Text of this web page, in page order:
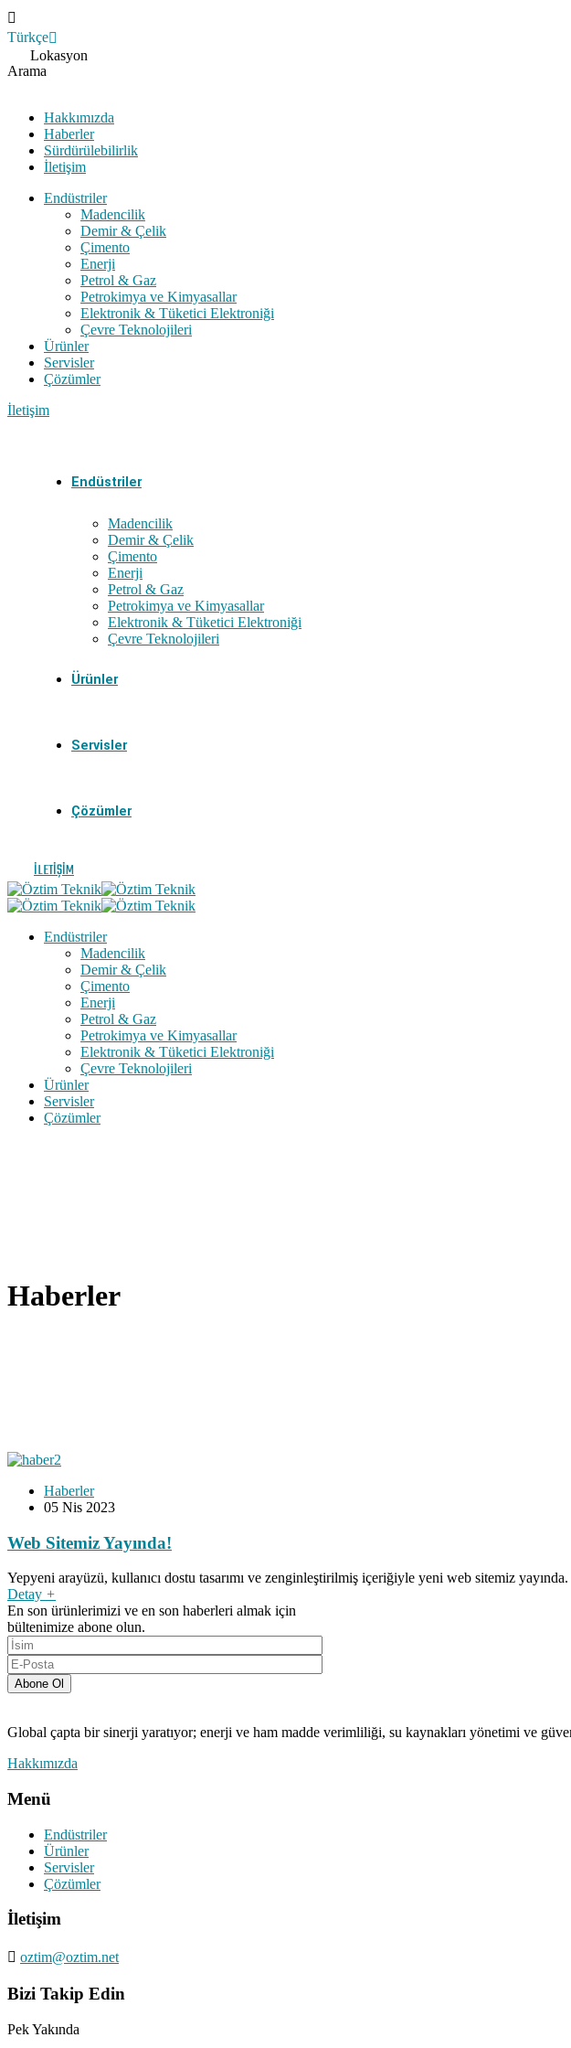
Türkçe
English
Lokasyon
Arama
Hakkımızda
Haberler
Sürdürülebilirlik
İletişim
Endüstriler
Madencilik
Demir & Çelik
Çimento
Enerji
Petrol & Gaz
Petrokimya ve Kimyasallar
Elektronik & Tüketici Elektroniği
Çevre Teknolojileri
Ürünler
Servisler
Çözümler
İletişim
Endüstriler
Madencilik
Demir & Çelik
Çimento
Enerji
Petrol & Gaz
Petrokimya ve Kimyasallar
Elektronik & Tüketici Elektroniği
Çevre Teknolojileri
Ürünler
Servisler
Çözümler
İLETIŞIM
Endüstriler
Madencilik
Demir & Çelik
Çimento
Enerji
Petrol & Gaz
Petrokimya ve Kimyasallar
Elektronik & Tüketici Elektroniği
Çevre Teknolojileri
Ürünler
Servisler
Çözümler
Haberler
Haberler
05 Nis 2023
Web Sitemiz Yayında!
Yepyeni arayüzü, kullanıcı dostu tasarımı ve zenginleştirilmiş içeriğiyle yeni web sitemiz yayında.
Detay +
En son ürünlerimizi ve en son haberleri almak için
bültenimize abone olun.
Abone Ol
Global çapta bir sinerji yaratıyor; enerji ve ham madde verimliliği, su kaynakları yönetimi ve
Hakkımızda
Menü
Endüstriler
Ürünler
Servisler
Çözümler
İletişim
oztim@oztim.net
Bizi Takip Edin
Pek Yakında